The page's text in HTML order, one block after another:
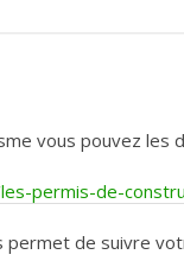
vous pouvez les
permis-de-
permet de suivre